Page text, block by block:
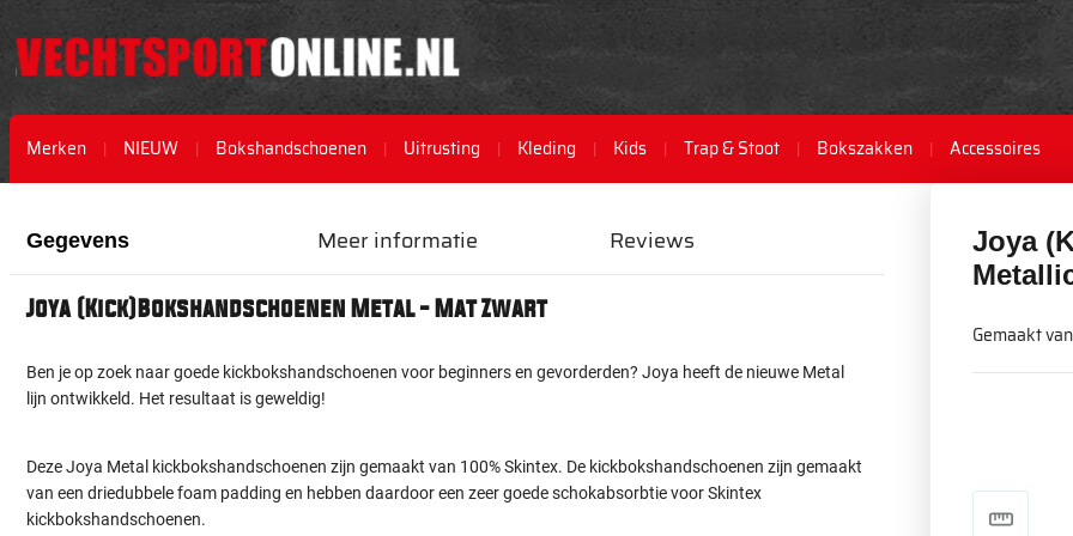
Merken NIEUW Bokshandschoenen Uitrusting Kleding Kids Trap & Stoot Bokszakken Accessoires
het
van
de
gallerij
het
van
de
gallerij
Joya
Gemaakt
Gegevens
Joya (Kick)Bokshandschoenen Metal - Mat Zwart
Ben je op zoek naar goede kickbokshandschoenen voor beginners en gevorderden? Joya heeft de nieuwe Metal
lijn ontwikkeld. Het resultaat is geweldig!
Deze Joya Metal kickbokshandschoenen zijn gemaakt van 100% Skintex. De kickbokshandschoenen zijn gemaakt
van een driedubbele foam padding en hebben daardoor een zeer goede schokabsorbtie voor Skintex
kickbokshandschoenen.
Meer informatie Reviews